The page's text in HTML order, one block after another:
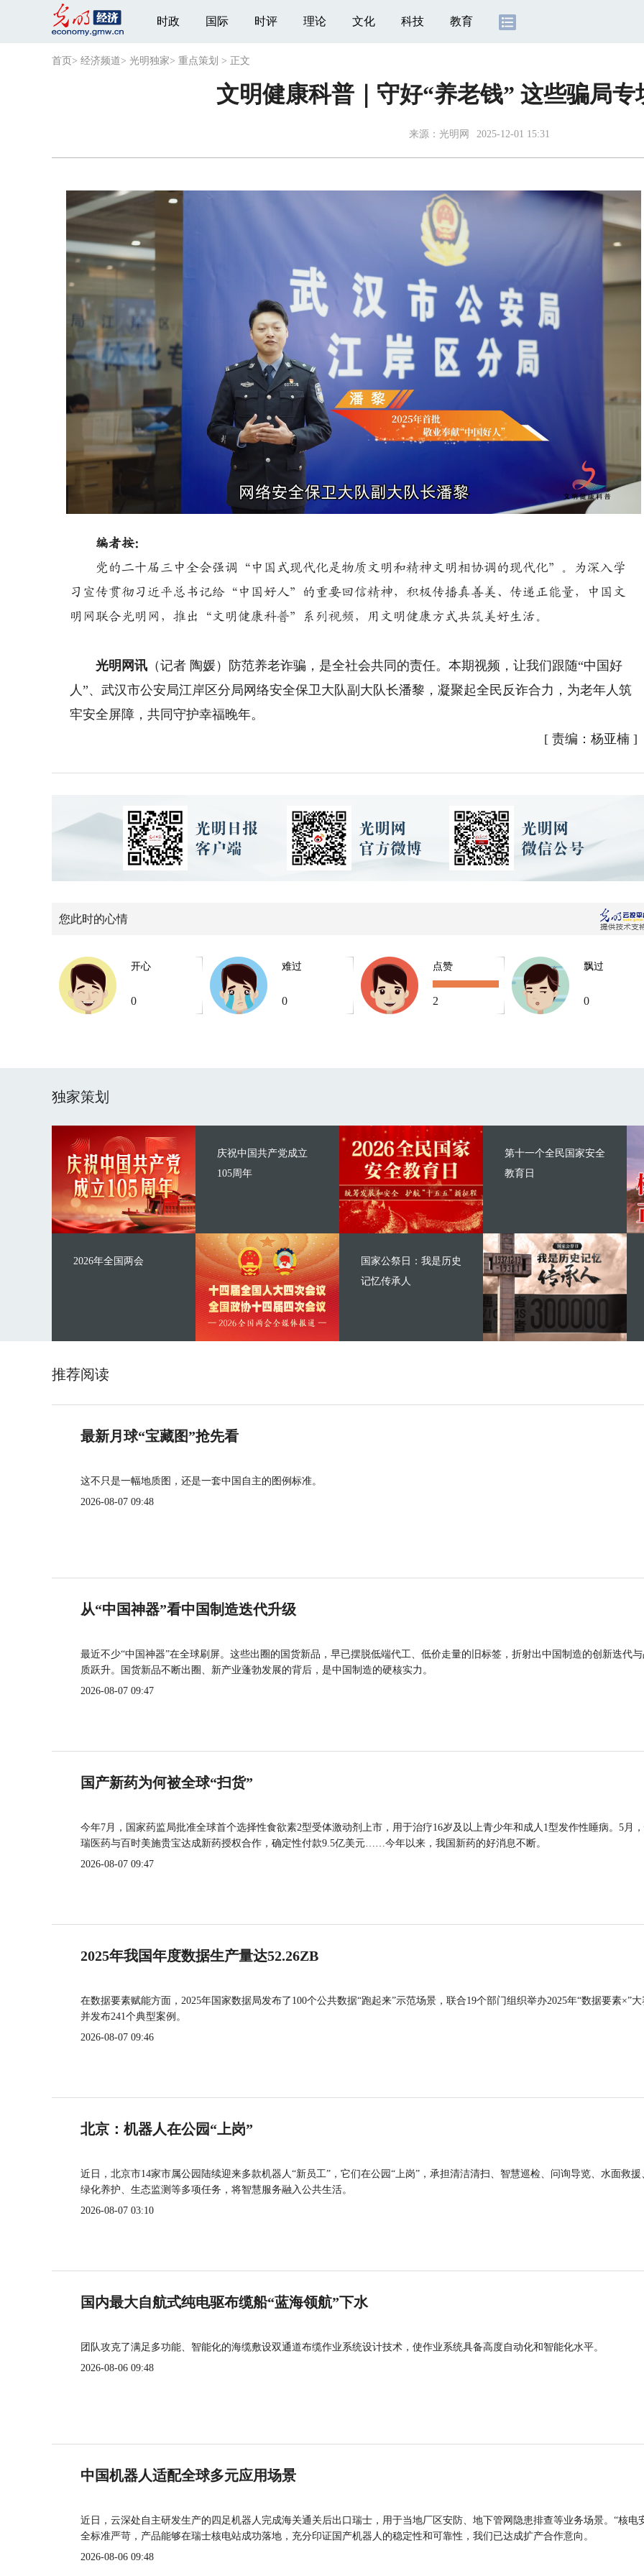
时政 国际 时评 理论 文化 科技 教育
首页 > 经济频道> 光明独家> 重点策划 > 正文
文明健康科普｜守好“养老钱” 这些骗局专
来源： 光明网 2025-12-01 15:31
18.56%
Playback
Rate
编者按：
党的二十届三中全会强调“中国式现代化是物质文明和精神文明相协调的现代化”。为深入学
习宣传贯彻习近平总书记给“中国好人”的重要回信精神，积极传播真善美、传递正能量，中国文
明网联合光明网，推出“文明健康科普”系列视频，用文明健康方式共筑美好生活。
光明网讯 （记者 陶媛）防范养老诈骗，是全社会共同的责任。本期视频，让我们跟随“中国好
人”、武汉市公安局江岸区分局网络安全保卫大队副大队长潘黎，凝聚起全民反诈合力，为老年人筑
牢安全屏障，共同守护幸福晚年。
[ 责编：杨亚楠 ]
您此时的心情
开心
0
难过
0
点赞
2
飘过
0
独家策划
庆祝中国共产党成立
105周年
2026年全国两会
第十一个全民国家安全
教育日
国家公祭日：我是历史
记忆传承人
推荐阅读
最新月球“宝藏图”抢先看
这不只是一幅地质图，还是一套中国自主的图例标准。
2026-08-07 09:48
从“中国神器”看中国制造迭代升级
最近不少“中国神器”在全球刷屏。这些出圈的国货新品，早已摆脱低端代工、低价走量的旧标签，折射出中国制造的创新迭代
质跃升。国货新品不断出圈、新产业蓬勃发展的背后，是中国制造的硬核实力。
2026-08-07 09:47
国产新药为何被全球“扫货”
今年7月，国家药监局批准全球首个选择性食欲素2型受体激动剂上市，用于治疗16岁及以上青少年和成人1型发作性睡病。5月
瑞医药与百时美施贵宝达成新药授权合作，确定性付款9.5亿美元……今年以来，我国新药的好消息不断。
2026-08-07 09:47
2025年我国年度数据生产量达52.26ZB
在数据要素赋能方面，2025年国家数据局发布了100个公共数据“跑起来”示范场景，联合19个部门组织举办2025年“数据要素×”大
并发布241个典型案例。
2026-08-07 09:46
北京：机器人在公园“上岗”
近日，北京市14家市属公园陆续迎来多款机器人“新员工”，它们在公园“上岗”，承担清洁清扫、智慧巡检、问询导览、水面救援
绿化养护、生态监测等多项任务，将智慧服务融入公共生活。
2026-08-07 03:10
国内最大自航式纯电驱布缆船“蓝海领航”下水
团队攻克了满足多功能、智能化的海缆敷设双通道布缆作业系统设计技术，使作业系统具备高度自动化和智能化水平。
2026-08-06 09:48
中国机器人适配全球多元应用场景
近日，云深处自主研发生产的四足机器人完成海关通关后出口瑞士，用于当地厂区安防、地下管网隐患排查等业务场景。“核电
全标准严苛，产品能够在瑞士核电站成功落地，充分印证国产机器人的稳定性和可靠性，我们已达成扩产合作意向。
2026-08-06 09:48